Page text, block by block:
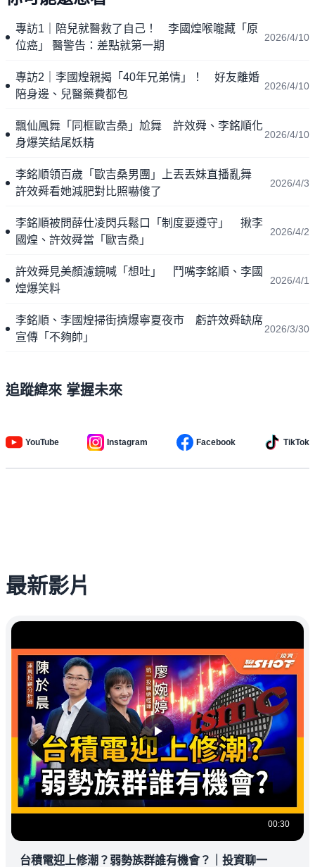
專訪1｜陪兒就醫救了自己！ 李國煌喉嚨藏「原
位癌」 醫警告：差點就第一期
2026/4/10
專訪2｜李國煌親揭「40年兄弟情」！ 好友離婚
陪身邊、兒醫藥費都包
2026/4/10
飄仙鳳舞「同框歐吉桑」尬舞 許效舜、李銘順化
身爆笑結尾妖精
2026/4/10
李銘順領百歲「歐吉桑男團」上丟丟妹直播亂舞
許效舜看她減肥對比照嚇傻了
2026/4/3
李銘順被問薛仕凌閃兵鬆口「制度要遵守」 揪李
國煌、許效舜當「歐吉桑」
2026/4/2
許效舜見美顏濾鏡喊「想吐」 鬥嘴李銘順、李國
煌爆笑料
2026/4/1
李銘順、李國煌掃街擠爆寧夏夜市 虧許效舜缺席
宣傳「不夠帥」
2026/3/30
追蹤緯來 掌握未來
YouTube Instagram Facebook TikTok
最新影片
00:30
台積電迎上修潮？弱勢族群誰有機會？｜投資聊一